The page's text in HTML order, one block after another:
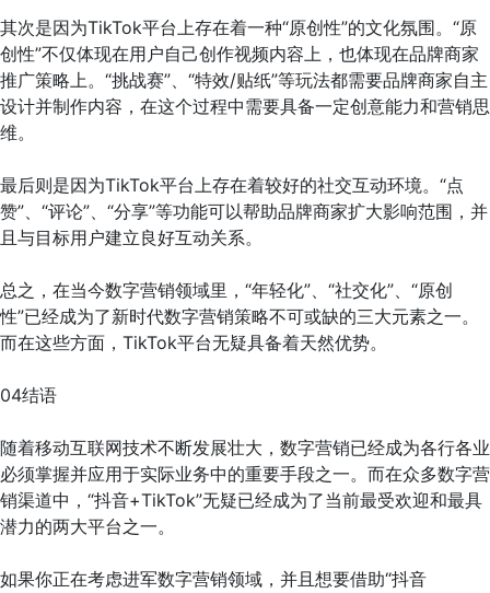
其次是因为TikTok平台上存在着一种“原创性”的文化氛围。“原
创性”不仅体现在用户自己创作视频内容上，也体现在品牌商家
推广策略上。“挑战赛”、“特效/贴纸”等玩法都需要品牌商家自主
设计并制作内容，在这个过程中需要具备一定创意能力和营销思
维。
最后则是因为TikTok平台上存在着较好的社交互动环境。“点
赞”、“评论”、“分享”等功能可以帮助品牌商家扩大影响范围，并
且与目标用户建立良好互动关系。
总之，在当今数字营销领域里，“年轻化”、“社交化”、“原创
性”已经成为了新时代数字营销策略不可或缺的三大元素之一。
而在这些方面，TikTok平台无疑具备着天然优势。
04结语
随着移动互联网技术不断发展壮大，数字营销已经成为各行各业
必须掌握并应用于实际业务中的重要手段之一。而在众多数字营
销渠道中，“抖音+TikTok”无疑已经成为了当前最受欢迎和最具
潜力的两大平台之一。
如果你正在考虑进军数字营销领域，并且想要借助“抖音